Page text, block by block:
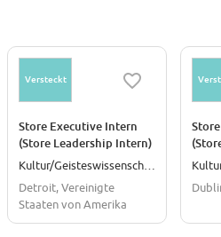
Versteckt
Store Executive Intern
(Store Leadership Intern)
- Detroit, MI (Starting
Detroit, Vereinigte
Staaten von Amerika
-